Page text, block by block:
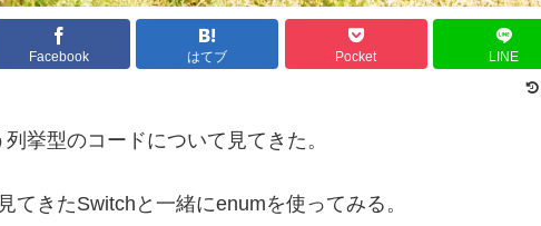
Facebook はてブ Pocket LINE
挙型のコードについて見てきた。
てきたSwitchと一緒にenumを使ってみる。